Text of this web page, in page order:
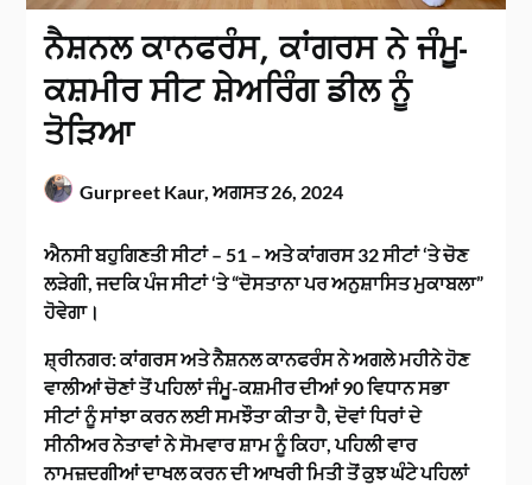
ਨੈਸ਼ਨਲ ਕਾਨਫਰੰਸ, ਕਾਂਗਰਸ ਨੇ ਜੰਮੂ-
ਕਸ਼ਮੀਰ ਸੀਟ ਸ਼ੇਅਰਿੰਗ ਡੀਲ ਨੂੰ
ਤੋੜਿਆ
Gurpreet Kaur,ਅਗਸਤ 26, 2024
ਐਨਸੀ ਬਹੁਗਿਣਤੀ ਸੀਟਾਂ – 51 – ਅਤੇ ਕਾਂਗਰਸ 32 ਸੀਟਾਂ ‘ਤੇ ਚੋਣ
ਲੜੇਗੀ, ਜਦਕਿ ਪੰਜ ਸੀਟਾਂ ‘ਤੇ “ਦੋਸਤਾਨਾ ਪਰ ਅਨੁਸ਼ਾਸਿਤ ਮੁਕਾਬਲਾ”
ਹੋਵੇਗਾ।
ਸ਼੍ਰੀਨਗਰ: ਕਾਂਗਰਸ ਅਤੇ ਨੈਸ਼ਨਲ ਕਾਨਫਰੰਸ ਨੇ ਅਗਲੇ ਮਹੀਨੇ ਹੋਣ
ਵਾਲੀਆਂ ਚੋਣਾਂ ਤੋਂ ਪਹਿਲਾਂ ਜੰਮੂ-ਕਸ਼ਮੀਰ ਦੀਆਂ 90 ਵਿਧਾਨ ਸਭਾ
ਸੀਟਾਂ ਨੂੰ ਸਾਂਝਾ ਕਰਨ ਲਈ ਸਮਝੌਤਾ ਕੀਤਾ ਹੈ, ਦੋਵਾਂ ਧਿਰਾਂ ਦੇ
ਸੀਨੀਅਰ ਨੇਤਾਵਾਂ ਨੇ ਸੋਮਵਾਰ ਸ਼ਾਮ ਨੂੰ ਕਿਹਾ, ਪਹਿਲੀ ਵਾਰ
ਨਾਮਜ਼ਦਗੀਆਂ ਦਾਖਲ ਕਰਨ ਦੀ ਆਖਰੀ ਮਿਤੀ ਤੋਂ ਕੁਝ ਘੰਟੇ ਪਹਿਲਾਂ